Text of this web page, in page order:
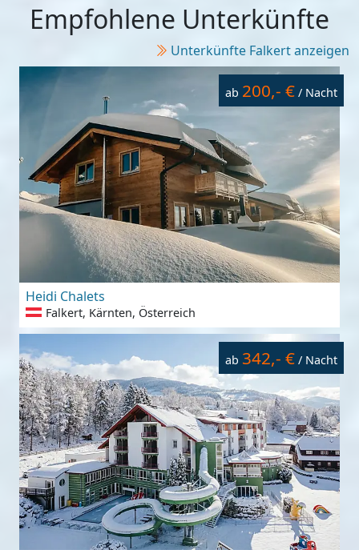
Empfohlene Unterkünfte
Unterkünfte Falkert anzeigen
ab 200,- € / Nacht
Heidi Chalets
Falkert, Kärnten, Österreich
ab 342,- € / Nacht